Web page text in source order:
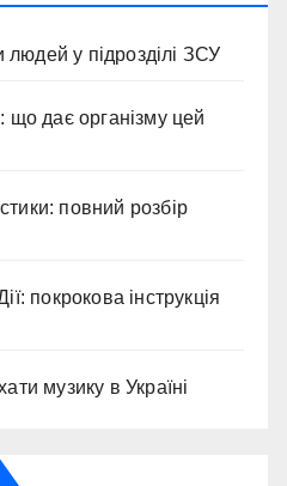
людей у підрозділі ЗСУ
що дає організму цей
повний розбір
покрокова інструкція
музику в Україні